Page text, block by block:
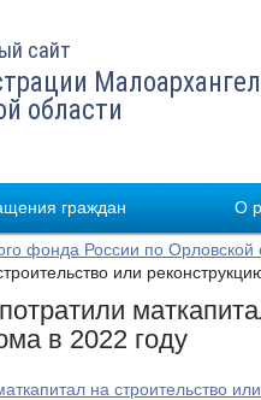
сайт
области
граждан О
фонда России по Орловской
или
в 2022 году
на строительство